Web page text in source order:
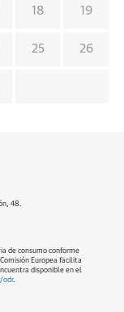
18 19
25 26
48.
de consumo conforme
Europea facilita
disponible en el
odr.